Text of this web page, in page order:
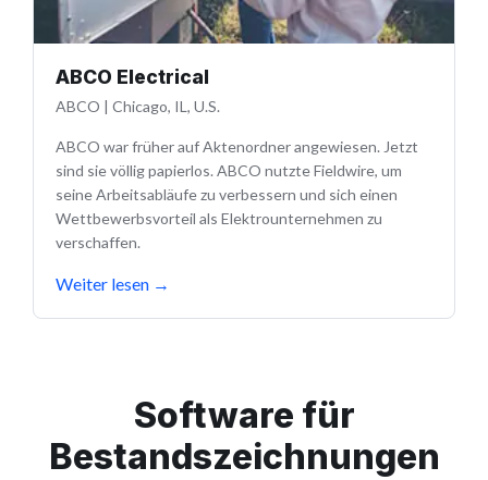
ABCO Electrical
ABCO | Chicago, IL, U.S.
ABCO war früher auf Aktenordner angewiesen. Jetzt
sind sie völlig papierlos. ABCO nutzte Fieldwire, um
seine Arbeitsabläufe zu verbessern und sich einen
Wettbewerbsvorteil als Elektrounternehmen zu
verschaffen.
Weiter lesen →
Software für
Bestandszeichnungen